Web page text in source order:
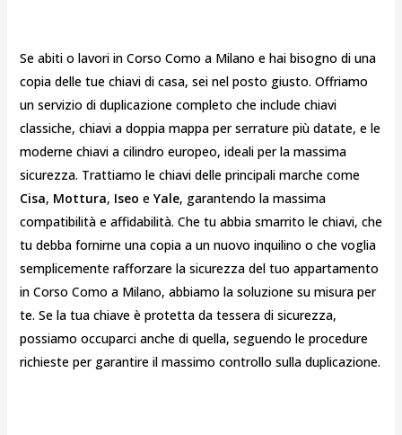
Se abiti o lavori in Corso Como a Milano e hai bisogno di una
copia delle tue chiavi di casa, sei nel posto giusto. Offriamo
un servizio di duplicazione completo che include chiavi
classiche, chiavi a doppia mappa per serrature più datate, e le
moderne chiavi a cilindro europeo, ideali per la massima
sicurezza. Trattiamo le chiavi delle principali marche come
Cisa, Mottura, Iseo eYale, garantendo la massima
compatibilità e affidabilità. Che tu abbia smarrito le chiavi, che
tu debba fornirne una copia a un nuovo inquilino o che voglia
semplicemente rafforzare la sicurezza del tuo appartamento
in Corso Como a Milano, abbiamo la soluzione su misura per
te. Se la tua chiave è protetta da tessera di sicurezza,
possiamo occuparci anche di quella, seguendo le procedure
richieste per garantire il massimo controllo sulla duplicazione.